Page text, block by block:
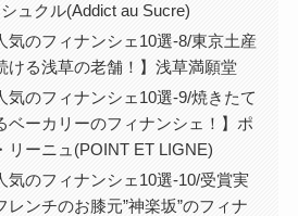
ュクル(Addict au Sucre)
気のフィナンシェ10選-8/東京土産
ける浅草の老舗！】浅草満願堂
気のフィナンシェ10選-9/焼きたて
ベーカリーのフィナンシェ！】ポ
リーニュ(POINT ET LIGNE)
気のフィナンシェ10選-10/受賞実
レンチのお膝元”神楽坂”のフィナ